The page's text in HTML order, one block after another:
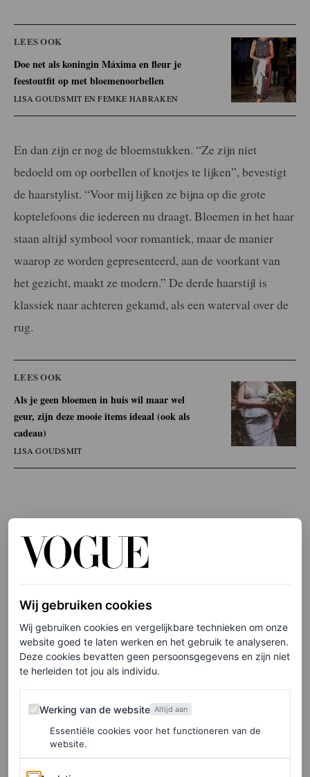
LEES OOK
Doe net als koningin Máxima en fleur je
feestoutfit op met bloemenoorbellen
LISA GOUDSMIT EN FEMKE HABRAKEN
En dan zijn er nog de bloemstukken. “Ze zijn niet
bedoeld om op oorbellen of knotjes te lijken”, bevestigt
de haarstylist. “Voor mij lijken ze bijna op die grote
koptelefoons die iedereen nu draagt. Bloemen in het haar
staan altijd symbool voor romantiek, maar de manier
waarop ze worden gepresenteerd, aan de voorkant van
het gezicht, maakt ze modern.” De derde haarstijl is
klassiek naar achteren gekamd, als een waterval over de
rug.
LEES OOK
Als je geen bloemen in huis wil maar wel
geur, zijn deze mooie items ideaal (ook als
cadeau)
LISA GOUDSMIT
Finishing touch
Voordat de modellen de catwalk opgaan, voegt Philips
bij iedereen een finishing touch toe. Hiervoor gebruikt hij
een (niet meer zo) geheim item: een tissue. “Ik breng
altijd de Lip Glow-olie aan”, zegt hij, eraan toevoegend
dat elke tint lichtjes verandert om aan te sluiten bij de
pH-waarde van het model. “Maar vlak voordat de
modellen de catwalk opgaan, deppen ze hun lippen met
een tissue, zodat ze net glanzend zijn en net iets glanzen
in het licht.”
Al met al ziet de toekomst bij Dior er rooskleurig uit. Of
Wij gebruiken cookies
Wij gebruiken cookies en vergelijkbare technieken om onze
website goed te laten werken en het gebruik te analyseren.
Deze cookies bevatten geen persoonsgegevens en zijn niet
te herleiden tot jou als individu.
Werking van de website
Werking van de website Altijd aan
Essentiële cookies voor het functioneren van de
website.
Analytics